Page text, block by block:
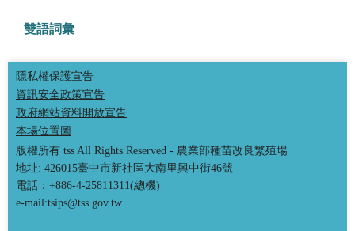
雙語詞彙
隱私權保護宣告
資訊安全政策宣告
政府網站資料開放宣告
本場位置圖
版權所有 tss All Rights Reserved - 農業部種苗改良繁殖場
地址: 426015臺中市新社區大南里興中街46號
電話：+886-4-25811311(總機)
e-mail:tsips@tss.gov.tw